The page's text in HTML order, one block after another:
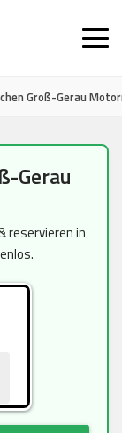
Groß-Gerau
Gerau
reservieren in